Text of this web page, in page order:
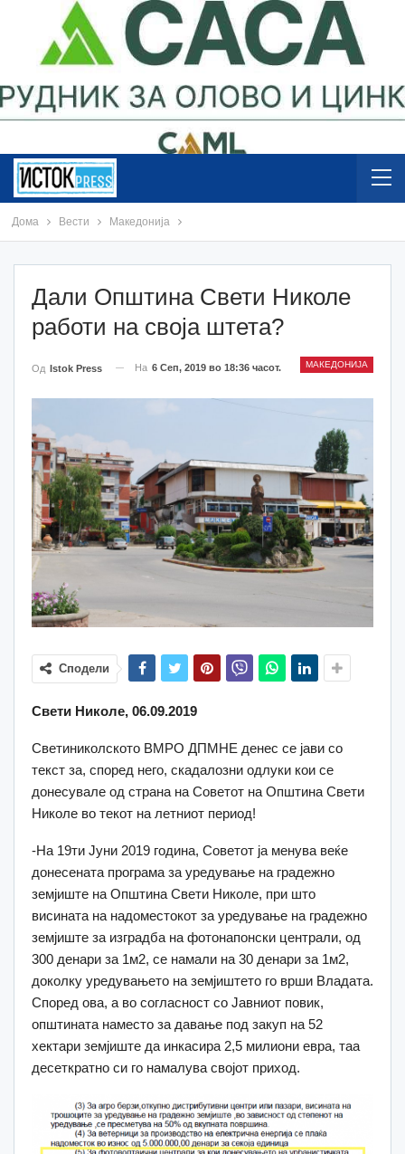
Дома Вести Македонија
Дали Општина Свети Николе
работи на своја штета?
МАКЕДОНИЈА
Од Istok Press На 6 Сеп, 2019 во 18:36 часот.
Сподели
Свети Николе, 06.09.2019
Светиниколското ВМРО ДПМНЕ денес се јави со
текст за, според него, скадалозни одлуки кои се
донесувале од страна на Советот на Општина Свети
Николе во текот на летниот период!
-На 19ти Јуни 2019 година, Советот ја менува веќе
донесената програма за уредување на градежно
земјиште на Општина Свети Николе, при што
висината на надоместокот за уредување на градежно
земјиште за изградба на фотонапонски централи, од
300 денари за 1м2, се намали на 30 денари за 1м2,
доколку уредувањето на земјиштето го врши Владата.
Според ова, а во согласност со Јавниот повик,
општината наместо за давање под закуп на 52
хектари земјиште да инкасира 2,5 милиони евра, таа
десеткратно си го намалува својот приход.